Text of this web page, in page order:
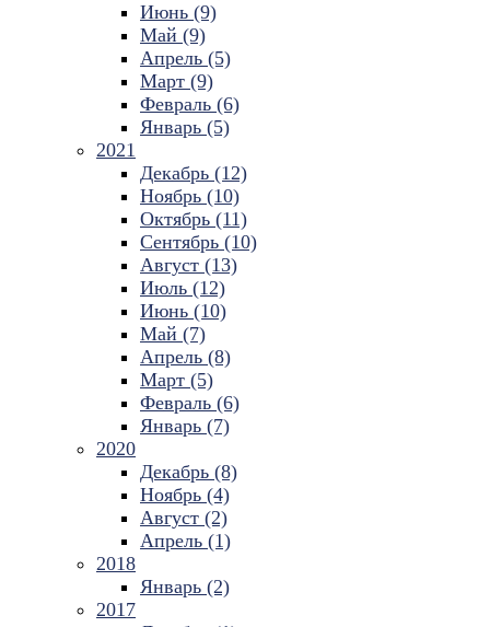
Июнь (9)
Май (9)
Апрель (5)
Март (9)
Февраль (6)
Январь (5)
2021
Декабрь (12)
Ноябрь (10)
Октябрь (11)
Сентябрь (10)
Август (13)
Июль (12)
Июнь (10)
Май (7)
Апрель (8)
Март (5)
Февраль (6)
Январь (7)
2020
Декабрь (8)
Ноябрь (4)
Август (2)
Апрель (1)
2018
Январь (2)
2017